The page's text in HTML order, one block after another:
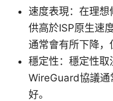
速度表現：在理
供高於ISP原生速
通常會有所下降，
穩定性：穩定性取
WireGuard協議通
好。